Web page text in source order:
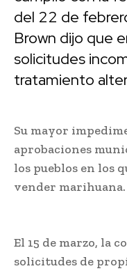
del 22 de
Brown dijo que
solicitudes
tratamiento
Su mayor
aprobaciones
los pueblos en los
vender marihuana.
El 15 de marzo, la
solicitudes de